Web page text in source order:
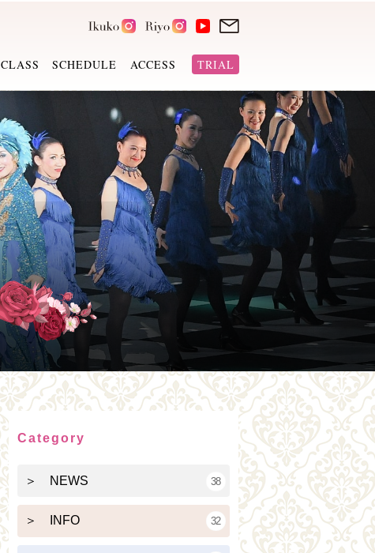
CLASS SCHEDULE ACCESS TRIAL
Category
＞ NEWS 38
＞ INFO 32